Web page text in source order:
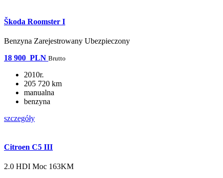
Škoda Roomster I
Benzyna Zarejestrowany Ubezpieczony
18 900 PLN Brutto
2010r.
205 720 km
manualna
benzyna
szczegóły
Citroen C5 III
2.0 HDI Moc 163KM